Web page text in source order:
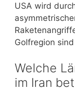
USA wird
Golfregion
Welche
im Iran